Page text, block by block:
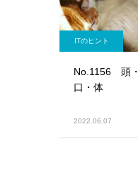
ITのヒント
No.1156 頭・
口・体
2022.06.07